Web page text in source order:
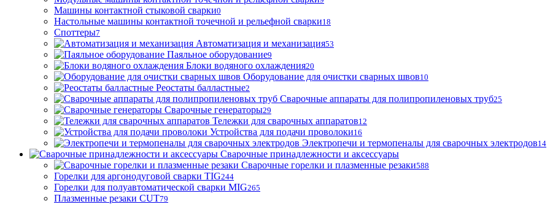
Машины контактной стыковой сварки0
Настольные машины контактной точечной и рельефной сварки18
Споттеры7
Автоматизация и механизация53
Паяльное оборудование9
Блоки водяного охлаждения20
Оборудование для очистки сварных швов10
Реостаты балластные2
Сварочные аппараты для полипропиленовых труб25
Сварочные генераторы29
Тележки для сварочных аппаратов12
Устройства для подачи проволоки16
Электропечи и термопеналы для сварочных электродов14
Сварочные принадлежности и аксессуары
Сварочные горелки и плазменные резаки588
Горелки для аргонодуговой сварки TIG244
Горелки для полуавтоматической сварки MIG265
Плазменные резаки CUT79